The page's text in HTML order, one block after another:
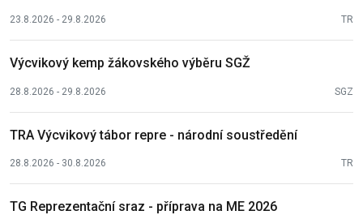
23.8.2026 - 29.8.2026 TR
Výcvikový kemp žákovského výběru SGŽ
28.8.2026 - 29.8.2026 SGZ
TRA Výcvikový tábor repre - národní soustředění
28.8.2026 - 30.8.2026 TR
TG Reprezentační sraz - příprava na ME 2026